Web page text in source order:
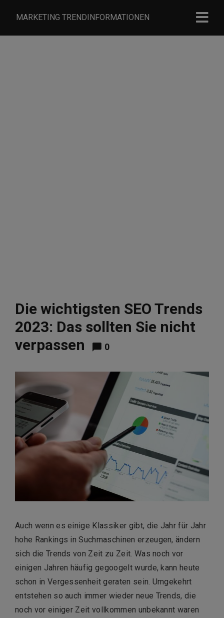
MARKETING TRENDINFORMATIONEN
Die wichtigsten SEO Trends
2023: Das sollten Sie nicht
verpassen
0
Auch wenn es einige Klassiker gibt, die Jahr für Jahr
hohe Rankings in Suchmaschinen erzeugen, ändern
sich die Trends von Zeit zu Zeit. Was noch vor
einigen Jahren häufig gegoogelt wurde, kann heute
schon in Vergessenheit geraten sein. Umgekehrt
entstehen so auch immer wieder neue Trends, die
noch vor einiger Zeit vollkommen unbekannt waren